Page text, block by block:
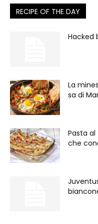
RECIPE OF THE DAY
Hacked
La
sa di
Pasta
che